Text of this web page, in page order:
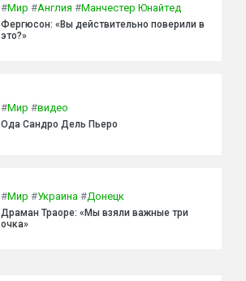
#Мир #Англия #Манчестер Юнайтед
Фергюсон: «Вы действительно поверили в
это?»
#Мир #видео
Ода Сандро Дель Пьеро
#Мир #Украина #Донецк
Драман Траоре: «Мы взяли важные три
очка»